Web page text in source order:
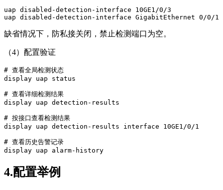
uap disabled-detection-interface 10GE1/0/3
缺省情况下，防私接关闭，禁止检测端口为空。
（4）配置验证
# 查看全局检测状态
display uap status
# 查看详细检测结果
display uap detection-results
# 按接口查看检测结果
display uap detection-results interface 10GE1/0/1
# 查看历史告警记录
4.配置举例